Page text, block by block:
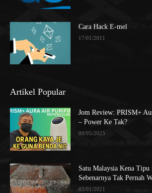
Cara Hack E-mel
17/01/2011
Artikel Popular
Jom Review: PRISM+
– Power Ke Tak?
09/05/2025
Satu Malaysia Kena
Sebenarnya Tak Pernah
03/01/2021